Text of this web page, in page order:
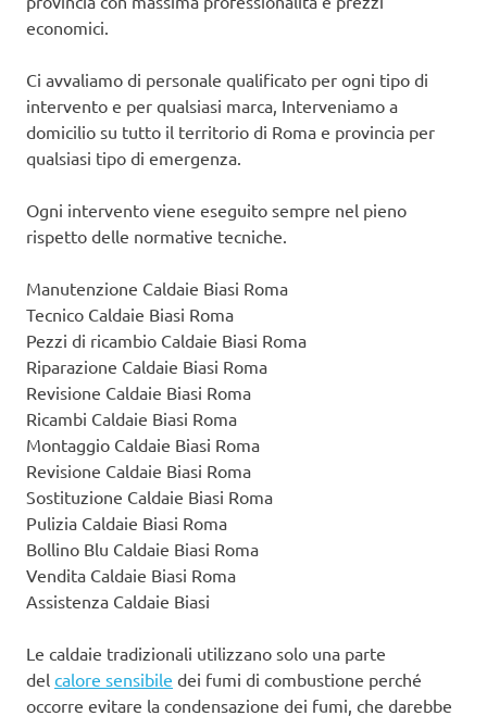
economici.
Ci avvaliamo di personale qualificato per ogni tipo di
intervento e per qualsiasi marca, Interveniamo a
domicilio su tutto il territorio di Roma e provincia per
qualsiasi tipo di emergenza.
Ogni intervento viene eseguito sempre nel pieno
rispetto delle normative tecniche.
Manutenzione Caldaie Biasi Roma
Tecnico Caldaie Biasi Roma
Pezzi di ricambio Caldaie Biasi Roma
Riparazione Caldaie Biasi Roma
Revisione Caldaie Biasi Roma
Ricambi Caldaie Biasi Roma
Montaggio Caldaie Biasi Roma
Revisione Caldaie Biasi Roma
Sostituzione Caldaie Biasi Roma
Pulizia Caldaie Biasi Roma
Bollino Blu Caldaie Biasi Roma
Vendita Caldaie Biasi Roma
Assistenza Caldaie Biasi
Le caldaie tradizionali utilizzano solo una parte
del calore sensibile dei fumi di combustione perché
occorre evitare la condensazione dei fumi, che darebbe